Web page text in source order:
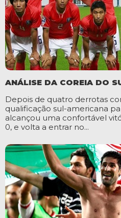
ANÁLISE DA COREIA DO
Depois de quatro derrotas
qualificação sul-americana
alcançou uma confortável
0, e volta a entrar no...